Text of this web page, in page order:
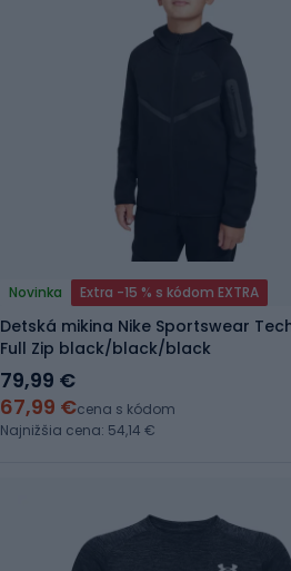
Novinka Extra -15 % s kódom EXTRA
Detská mikina Nike Sportswear
Full Zip black/black/black
79,99 €
67,99 €cena s kódom
Najnižšia cena: 54,14 €